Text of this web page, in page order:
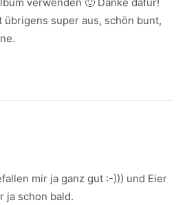
übrigens super aus, schön bunt,
mir ja ganz gut :-))) und Eier
ja schon bald.